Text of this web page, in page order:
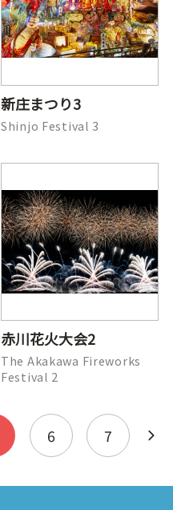
新庄まつり3
Shinjo Festival 3
赤川花火大会2
The Akakawa Fireworks
Festival 2
6 7